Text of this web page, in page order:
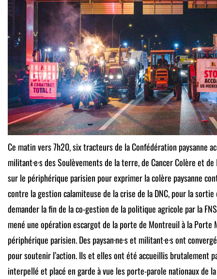
Ce matin vers 7h20, six tracteurs de la Confédération paysanne
militant·e·s des Soulèvements de la terre, de Cancer Colère et
sur le périphérique parisien pour exprimer la colère paysanne
contre la gestion calamiteuse de la crise de la DNC, pour la
demander la fin de la co-gestion de la politique agricole par la
mené une opération escargot de la porte de Montreuil à la
périphérique parisien. Des paysan·ne·s et militant·e·s ont
pour soutenir l’action. Ils et elles ont été accueillis brutalement
interpellé et placé en garde à vue les porte-parole nationaux de